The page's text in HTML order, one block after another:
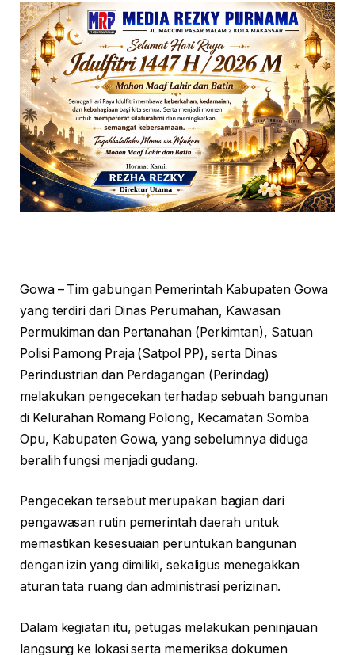
Gowa – Tim gabungan Pemerintah Kabupaten Gowa
yang terdiri dari Dinas Perumahan, Kawasan
Permukiman dan Pertanahan (Perkimtan), Satuan
Polisi Pamong Praja (Satpol PP), serta Dinas
Perindustrian dan Perdagangan (Perindag)
melakukan pengecekan terhadap sebuah bangunan
di Kelurahan Romang Polong, Kecamatan Somba
Opu, Kabupaten Gowa, yang sebelumnya diduga
beralih fungsi menjadi gudang.
Pengecekan tersebut merupakan bagian dari
pengawasan rutin pemerintah daerah untuk
memastikan kesesuaian peruntukan bangunan
dengan izin yang dimiliki, sekaligus menegakkan
aturan tata ruang dan administrasi perizinan.
Dalam kegiatan itu, petugas melakukan peninjauan
langsung ke lokasi serta memeriksa dokumen